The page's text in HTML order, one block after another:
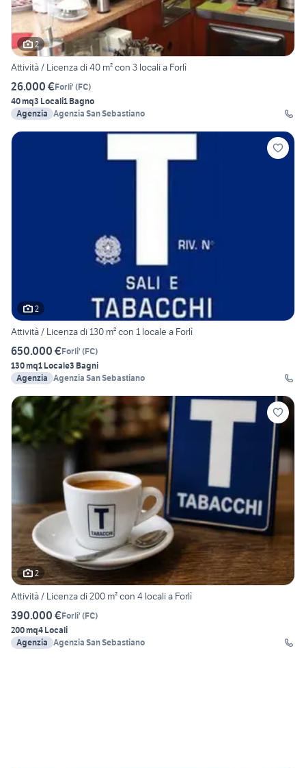
2
Attività / Licenza di 40 m² con 3 locali a Forlì
26.000 €Forli' (FC)
40 mq3 Locali1 Bagno
Agenzia Agenzia San Sebastiano
2
Attività / Licenza di 130 m² con 1 locale a Forlì
650.000 €Forli' (FC)
130 mq1 Locale3 Bagni
Agenzia Agenzia San Sebastiano
2
Attività / Licenza di 200 m² con 4 locali a Forlì
390.000 €Forli' (FC)
200 mq4 Locali
Agenzia Agenzia San Sebastiano